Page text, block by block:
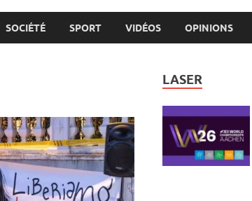
SOCIÉTÉ SPORT VIDÉOS OPINIONS
LASER